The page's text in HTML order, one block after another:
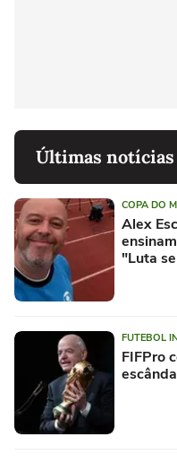
Últimas notícias
COPA DO
Alex
"Luta
FUTEBOL
FIFPro